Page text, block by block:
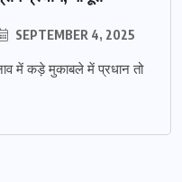
SEPTEMBER 4, 2025
में कड़े मुकाबले में प्रधान तो